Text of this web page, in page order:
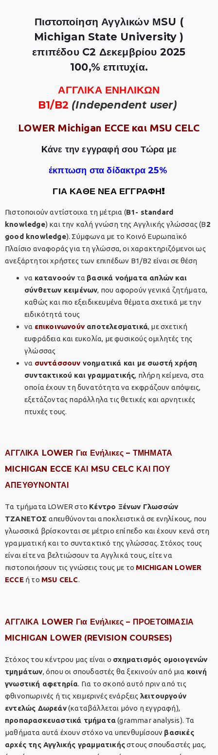
Πιστοποίηση Αγγλικών ΜSU (
Michigan State University )
επιπέδου C2 Δεκεμβρίου 2025
100,% επιτυχία.
ΑΓΓΛΙΚΑ ΕΝΗΛΙΚΩΝ
B1/B2 (Independent user)
LOWER Michigan ECCE και MSU CELC
Kάνε την εγγραφή σου Τώρα με
έκπτωση στα δίδακτρα 25%
ΓΙΑ ΚΑΘΕ ΝΕΑ ΕΓΓΡΑΦΗ!
Πιστοποιούν αντίστοιχα τη μέτρια (Β1- standard
knowledge) και την καλή γνώση της Αγγλικής γλώσσας (Β2
good knowledge). Σύμφωνα με το Κοινό Ευρωπαϊκό
Πλαίσιο αναφοράς για τη γλώσσα, οι χαρακτηριζόμενοι ως
ανεξάρτητοι χρήστες των επιπέδων Β1/Β2 είναι σε θέση
να κατανοούν τα βασικά νοήματα απλών και
σύνθετων κειμένων, που αφορούν γενικά ζητήματα,
καθώς και πιο εξειδικευμένα θέματα σχετικά με την
ειδικότητά τους
να επικοινωνούν αποτελεσματικά, με σχετική
ευφράδεια και ευκολία, με φυσικούς ομιλητές της
γλώσσας
να συντάσσουν νοηματικά και με σωστή χρήση
συντακτικού και γραμματικής, πλήρη κείμενα, στα
οποία έχουν τη δυνατότητα να εκφράζουν απόψεις,
εξετάζοντας παράλληλα τις θετικές και αρνητικές
πτυχές τους.
ΑΓΓΛΙΚΑ LOWER Για Ενήλικες– ΤΜΗΜΑΤΑ
MICHIGAN ECCE ΚΑΙ MSU CELC ΚΑΙ ΠΟΥ
ΑΠΕΥΘΥΝΟΝΤΑΙ
Tα τμήματα LOWER στο Κέντρο Ξένων Γλωσσών
ΤΖΑΝΕΤΟΣ απευθύνονται αποκλειστικά σε ενηλίκους, που
γλωσσικά βρίσκονται σε μέτριο επίπεδο και έχουν κενά στη
γραμματική και το συντακτικό της γλώσσας. Στόχος τους
είναι είτε να βελτιώσουν τα Αγγλικά τους, είτε να
πιστοποιήσουν τις γνώσεις τους με το MICHIGAN LOWER
ECCE ή το MSU CELC.
ΑΓΓΛΙΚΑ LOWER Για Ενήλικες – ΠΡΟΕΤΟΙΜΑΣΙΑ
MICHIGAN LOWER (REVISION COURSES)
Στόχος του κέντρου μας είναι ο σχηματισμός ομοιογενών
τμημάτων, όπου οι σπουδαστές θα ξεκινούν από μια κοινή
γνωστική αφετηρία. Για το σκοπό αυτό πριν από τις
φθινοπωρινές ή τις χειμερινές ενάρξεις λειτουργούν
εντελώς Δωρεάν(καταβάλλεται μόνο η εγγραφή),
προπαρασκευαστικά τμήματα(grammar analysis). Τα
μαθήματα αυτά έχουν στόχο να υπενθυμίσουν βασικές
αρχές της Αγγλικής γραμματικήςστους σπουδαστές μας,